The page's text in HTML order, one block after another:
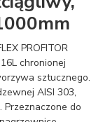
PROFITOR
chronionej
sztucznego.
AISI 303,
Przeznaczone do